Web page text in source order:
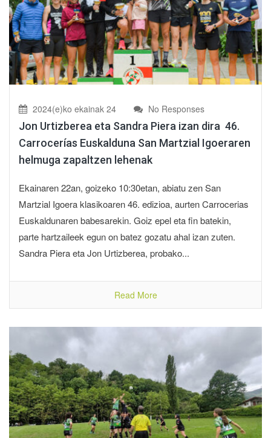
2024(e)ko ekainak 24 No Responses
Jon Urtizberea eta Sandra Piera izan dira 46.
Carrocerías Euskalduna San Martzial Igoeraren
helmuga zapaltzen lehenak
Ekainaren 22an, goizeko 10:30etan, abiatu zen San
Martzial Igoera klasikoaren 46. edizioa, aurten Carrocerias
Euskaldunaren babesarekin. Goiz epel eta fin batekin,
parte hartzaileek egun on batez gozatu ahal izan zuten.
Sandra Piera eta Jon Urtizberea, probako...
Read More